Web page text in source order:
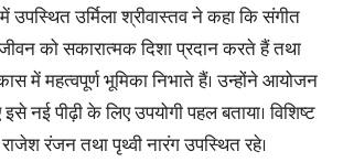
उर्मिला श्रीवास्तव ने कहा कि संगीत
को सकारात्मक दिशा प्रदान करते हैं तथा
में महत्वपूर्ण भूमिका निभाते हैं। उन्होंने आयोजन
नई पीढ़ी के लिए उपयोगी पहल बताया। विशिष्ट
रंजन तथा पृथ्वी नारंग उपस्थित रहे।